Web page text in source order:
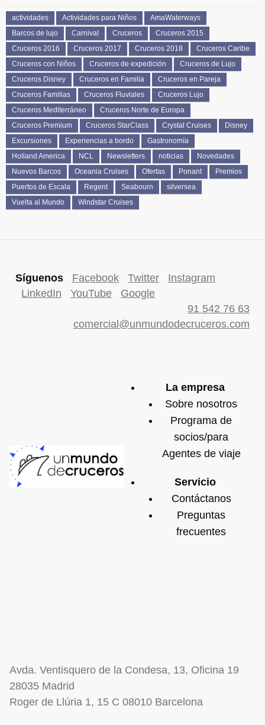
actividades Actividades para Niños
AmaWaterways
Barcos de lujo
Carnival Cruceros
Cruceros 2015
Cruceros 2016
Cruceros 2017 Cruceros 2018
Cruceros Caribe
Cruceros con Niños
Cruceros de expedición
Cruceros de Lujo
Cruceros Disney
Cruceros en Familia
Cruceros en Pareja
Cruceros Familias
Cruceros Fluviales
Cruceros Lujo
Cruceros Mediterráneo
Cruceros Norte de Europa
Cruceros Premium
Cruceros StarClass Crystal Cruises
Disney
Excursiones
Experiencias a bordo
Gastronomía
Holland America
NCL Newsletters noticias
Novedades
Nuevos Barcos
Oceania Cruises Ofertas Ponant
Premios
Puertos de Escala
Regent Seabourn
silversea
Vuelta al Mundo
Windstar Cruises
Síguenos Facebook Twitter
Instagram
LinkedIn
YouTube
Google
91 542 76 63
comercial@unmundodecruceros.com
La empresa
Sobre nosotros
Programa de
socios/para
Agentes de viaje
Servicio
Contáctanos
Preguntas
frecuentes
Avda. Ventisquero de la Condesa, 13, Oficina 19
28035 Madrid
Roger de Llúria 1, 15 C 08010 Barcelona